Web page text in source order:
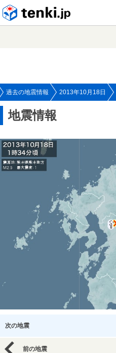
過去の地震情報 2013年10月18日
地震情報
次の地震
前の地震